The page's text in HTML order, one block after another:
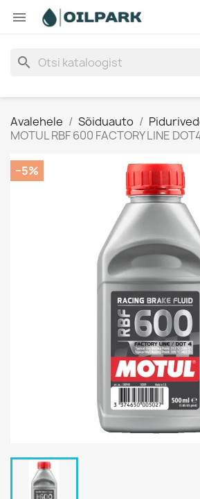

search
Avalehele Sõiduauto
MOTUL RBF 600 FACTORY LINE
−5%